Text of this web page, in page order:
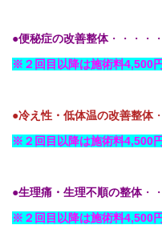
●便秘症の改善整体・・・・
※２回目以降は施術料4,500
●冷え性・低体温の改善整体
※２回目以降は施術料4,500
●生理痛・生理不順の整体・
※２回目以降は施術料4,500